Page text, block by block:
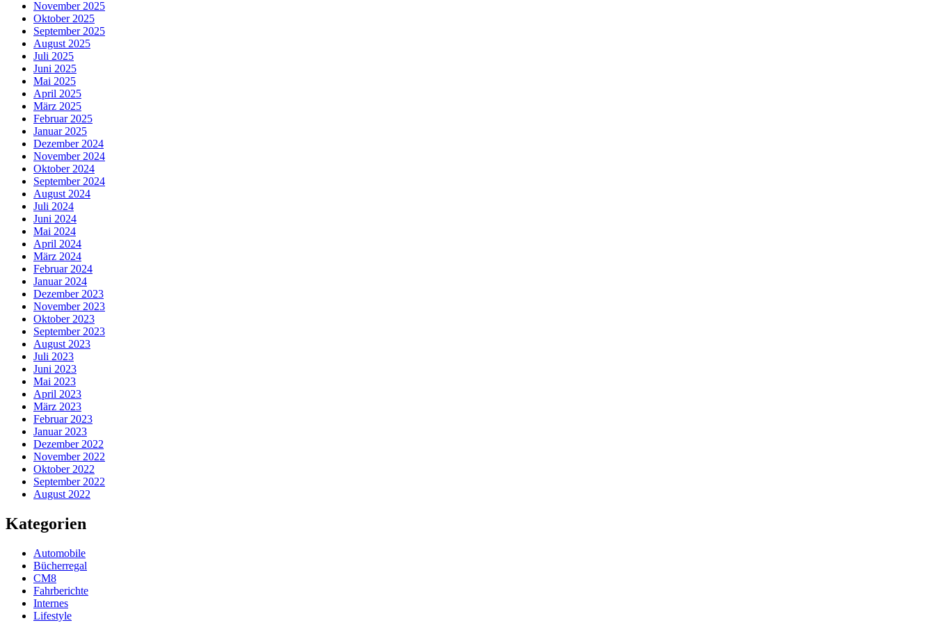
November 2025
Oktober 2025
September 2025
August 2025
Juli 2025
Juni 2025
Mai 2025
April 2025
März 2025
Februar 2025
Januar 2025
Dezember 2024
November 2024
Oktober 2024
September 2024
August 2024
Juli 2024
Juni 2024
Mai 2024
April 2024
März 2024
Februar 2024
Januar 2024
Dezember 2023
November 2023
Oktober 2023
September 2023
August 2023
Juli 2023
Juni 2023
Mai 2023
April 2023
März 2023
Februar 2023
Januar 2023
Dezember 2022
November 2022
Oktober 2022
September 2022
August 2022
Kategorien
Automobile
Bücherregal
CM8
Fahrberichte
Internes
Lifestyle